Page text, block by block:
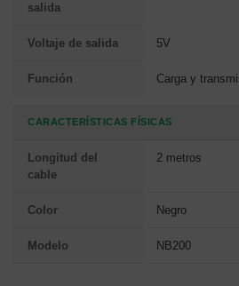
salida
Voltaje de salida 5V
Función Carga y
CARACTERÍSTICAS FÍSICAS
Longitud del
cable
2 metros
Color Negro
Modelo NB200